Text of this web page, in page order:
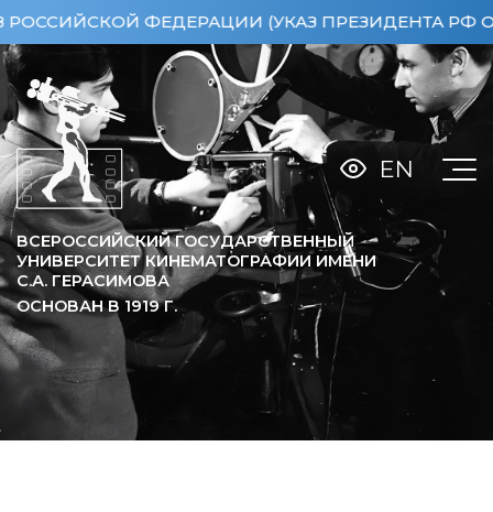
ФЕДЕРАЦИИ (УКАЗ ПРЕЗИДЕНТА РФ ОТ
ВСЕРОССИЙСКИЙ ГОСУДАРСТВЕННЫЙ
УНИВЕРСИТЕТ КИНЕМАТОГРАФИИ ИМЕНИ
С.А. ГЕРАСИМОВА
ОСНОВАН В 1919Г.
EN